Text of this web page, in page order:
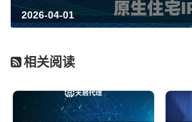
代理的终端IP授权服务正是基于此
防火墙。
账密认证的灵活性带来了安全上的挑
源就可能被他人滥用。采用账密认
略和定期的更换机制。天启代理支持
2026-04-01
相关阅读